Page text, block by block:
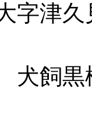
字津久
犬飼黒